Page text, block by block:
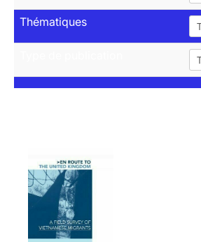
Thématiques